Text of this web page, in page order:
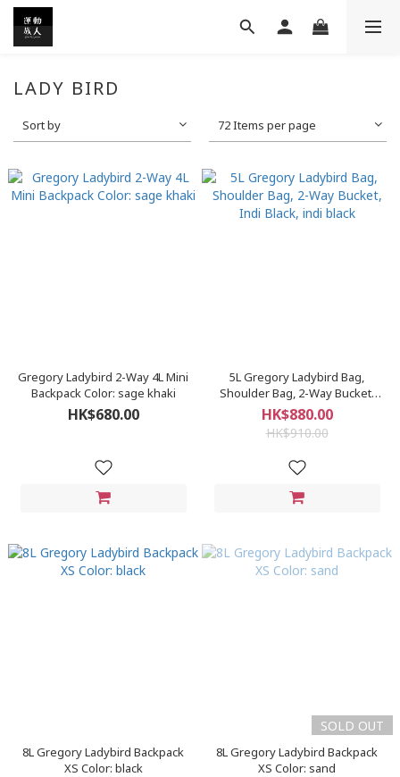
LADY BIRD
Sort by 72 Items per page
Gregory Ladybird 2-Way 4L Mini
Backpack Color: sage khaki
HK$680.00
5L Gregory Ladybird Bag,
Shoulder Bag, 2-Way Bucket,
Indi Black, indi black
HK$880.00
HK$910.00
8L Gregory Ladybird Backpack
XS Color: black
SOLD OUT
8L Gregory Ladybird Backpack
XS Color: sand